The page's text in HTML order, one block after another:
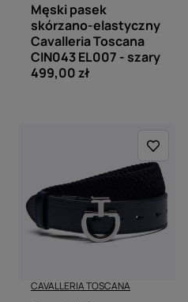
Męski pasek
skórzano-elastyczny
Cavalleria Toscana
CIN043 EL007 - szary
499,00 zł
CAVALLERIA TOSCANA